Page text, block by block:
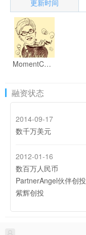
更新时间
MomentCam Cartoons & Stickers
融资状态
2014-09-17
数千万美元
2012-01-16
数百万人民币
PartnerAngel伙伴创投
紫辉创投